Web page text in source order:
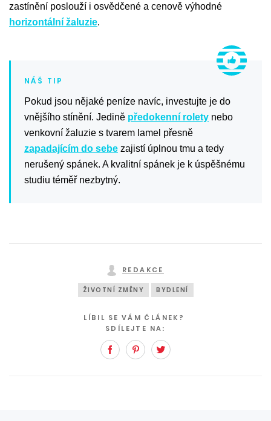
zastínění poslouží i osvědčené a cenově výhodné
horizontální žaluzie.
Pokud jsou nějaké peníze navíc, investujte je do
vnějšího stínění. Jedině předokenní rolety nebo
venkovní žaluzie s tvarem lamel přesně
zapadajícím do sebe zajistí úplnou tmu a tedy
nerušený spánek. A kvalitní spánek je k úspěšnému
studiu téměř nezbytný.
REDAKCE
ŽIVOTNÍ ZMĚNY BYDLENÍ
LÍBIL SE VÁM ČLÁNEK?
SDÍLEJTE NA:
FacebookPinterest